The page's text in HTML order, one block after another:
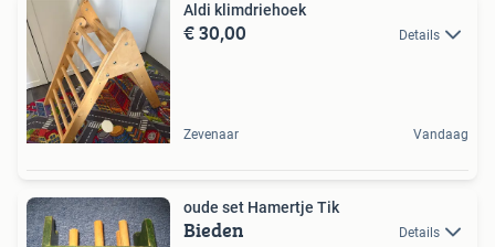
Aldi klimdriehoek
€ 30,00 Details
Zevenaar Vandaag
oude set Hamertje Tik
Bieden Details